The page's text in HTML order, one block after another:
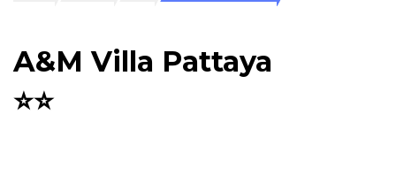
A&M Villa Pattaya
⭐⭐